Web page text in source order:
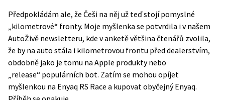
Předpokládám ale, že Češi na něj už teď stojí pomyslné
„kilometrové“ fronty. Moje myšlenka se potvrdila i v našem
AutoŽivě newsletteru, kde v anketě většina čtenářů zvolila,
že by na auto stála i kilometrovou frontu před dealerstvím,
obdobně jako je tomu na Apple produkty nebo
„release“ populárních bot. Zatím se mohou opíjet
myšlenkou na Enyaq RS Race a kupovat obyčejný Enyaq.